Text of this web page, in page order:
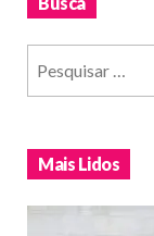
Mais Lidos